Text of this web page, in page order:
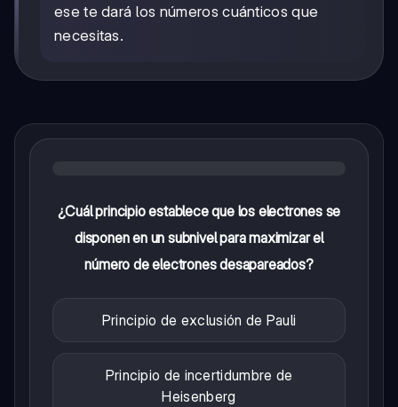
ese te dará los números cuánticos que
necesitas.
¿Cuál principio establece que los electrones se
disponen en un subnivel para maximizar el
número de electrones desapareados?
Principio de exclusión de Pauli
Principio de incertidumbre de
Heisenberg